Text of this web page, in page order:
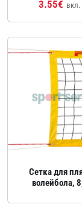
3.55€
Сетка для
волейбола,